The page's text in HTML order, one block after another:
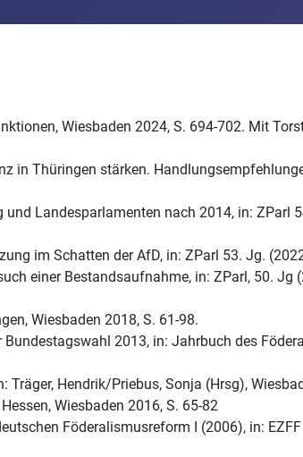
Wiesbaden 2024, S. 694-702. Mit
in Thüringen stärken.
Landesparlamenten nach 2014, in: ZParl
im Schatten der AfD, in: ZParl 53. Jg.
einer Bestandsaufnahme, in: ZParl, 50. Jg
Wiesbaden 2018, S. 61-98.
2013, in: Jahrbuch des
Hendrik/Priebus, Sonja (Hrsg),
Wiesbaden 2016, S. 65-82
Föderalismusreform I (2006), in: